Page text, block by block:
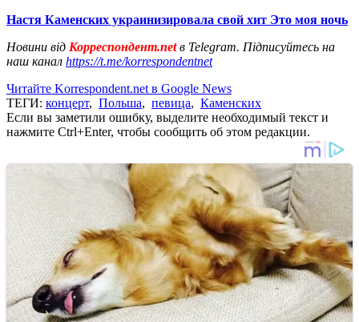
Настя Каменских украинизировала свой хит Это моя ночь
Новини від Корреспондент.netв Telegram. Підписуйтесь на
наш канал https://t.me/korrespondentnet
Читайте Korrespondent.net в Google News
ТЕГИ: концерт, Польша, певица, Каменских
Если вы заметили ошибку, выделите необходимый текст и
нажмите Ctrl+Enter, чтобы сообщить об этом редакции.